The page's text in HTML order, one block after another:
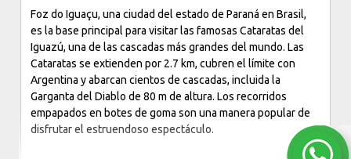
fisonomía especial a la localidad.
Conforma un balcón natural que mira a Brasil por sobre el
río Iguazú inferior y al Paraguay a través del Alto Paraná, la
vista es especialmente interesante desde el mirador en
que se halla el Hito Argentino (paseo obligado en esta
ciudad) en el encuentro de los ríos Iguazú y Paraná.
Hay variada oferta hotelera, casino, restaurantes, camping,
Foz do Iguaçu, una ciudad del estado de Paraná en Brasil,
es la base principal para visitar las famosas Cataratas del
Iguazú, una de las cascadas más grandes del mundo. Las
Cataratas se extienden por 2.7 km, cubren el límite con
Argentina y abarcan cientos de cascadas, incluida la
Garganta del Diablo de 80 m de altura. Los recorridos
empapados en botes de goma son una manera popular de
disfrutar el estruendoso espectáculo.